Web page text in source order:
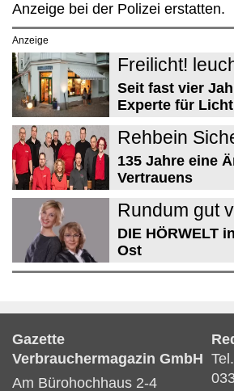
Anzeige bei der Polizei erstatten.
Anzeige
Freilicht!
Seit fast vier
Experte für
Rehbein
135 Jahre eine
Vertrauens
Rundum gut
DIE HÖRWELT
Ost
Gazette
Verbrauchermagazin GmbH
Am Bürohochhaus 2-4
Tel.